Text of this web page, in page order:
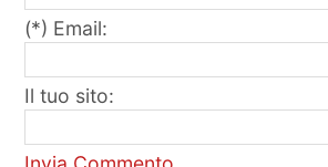
(*) Email:
Il tuo sito: